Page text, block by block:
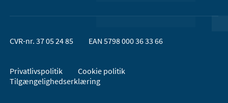
CVR-nr. 37 05 24 85 EAN 5798 000 36 33 66
Privatlivspolitik
Cookie politik
Tilgængelighedserklæring